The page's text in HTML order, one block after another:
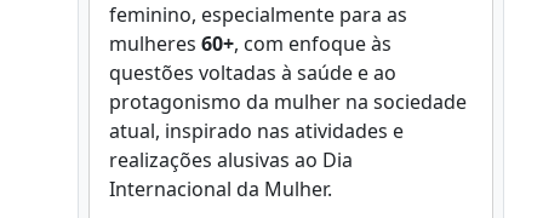
feminino, especialmente para as
mulheres 60+, com enfoque às
questões voltadas à saúde e ao
protagonismo da mulher na sociedade
atual, inspirado nas atividades e
realizações alusivas ao Dia
Internacional da Mulher.